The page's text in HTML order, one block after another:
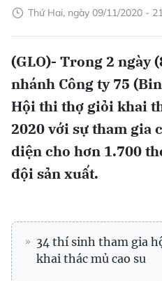
Thứ Hai, ngày 09/11/2020 -
(GLO)- Trong 2 ngày
nhánh Công ty 75
Hội thi thợ giỏi khai
2020 với sự tham gia
diện cho hơn 1.700
đội sản xuất.
34 thí sinh tham gia
khai thác mủ cao su